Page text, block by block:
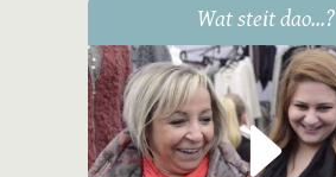
Wat steit dao...?